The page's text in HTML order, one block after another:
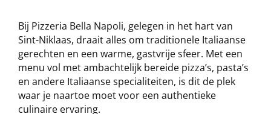
Bij Pizzeria Bella Napoli, gelegen in het hart van
Sint-Niklaas, draait alles om traditionele Italiaanse
gerechten en een warme, gastvrije sfeer. Met een
menu vol met ambachtelijk bereide pizza’s, pasta’s
en andere Italiaanse specialiteiten, is dit de plek
waar je naartoe moet voor een authentieke
culinaire ervaring.